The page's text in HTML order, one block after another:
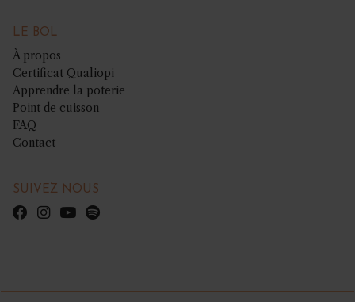
LE BOL
À propos
Certificat Qualiopi
Apprendre la poterie
Point de cuisson
FAQ
Contact
SUIVEZ NOUS